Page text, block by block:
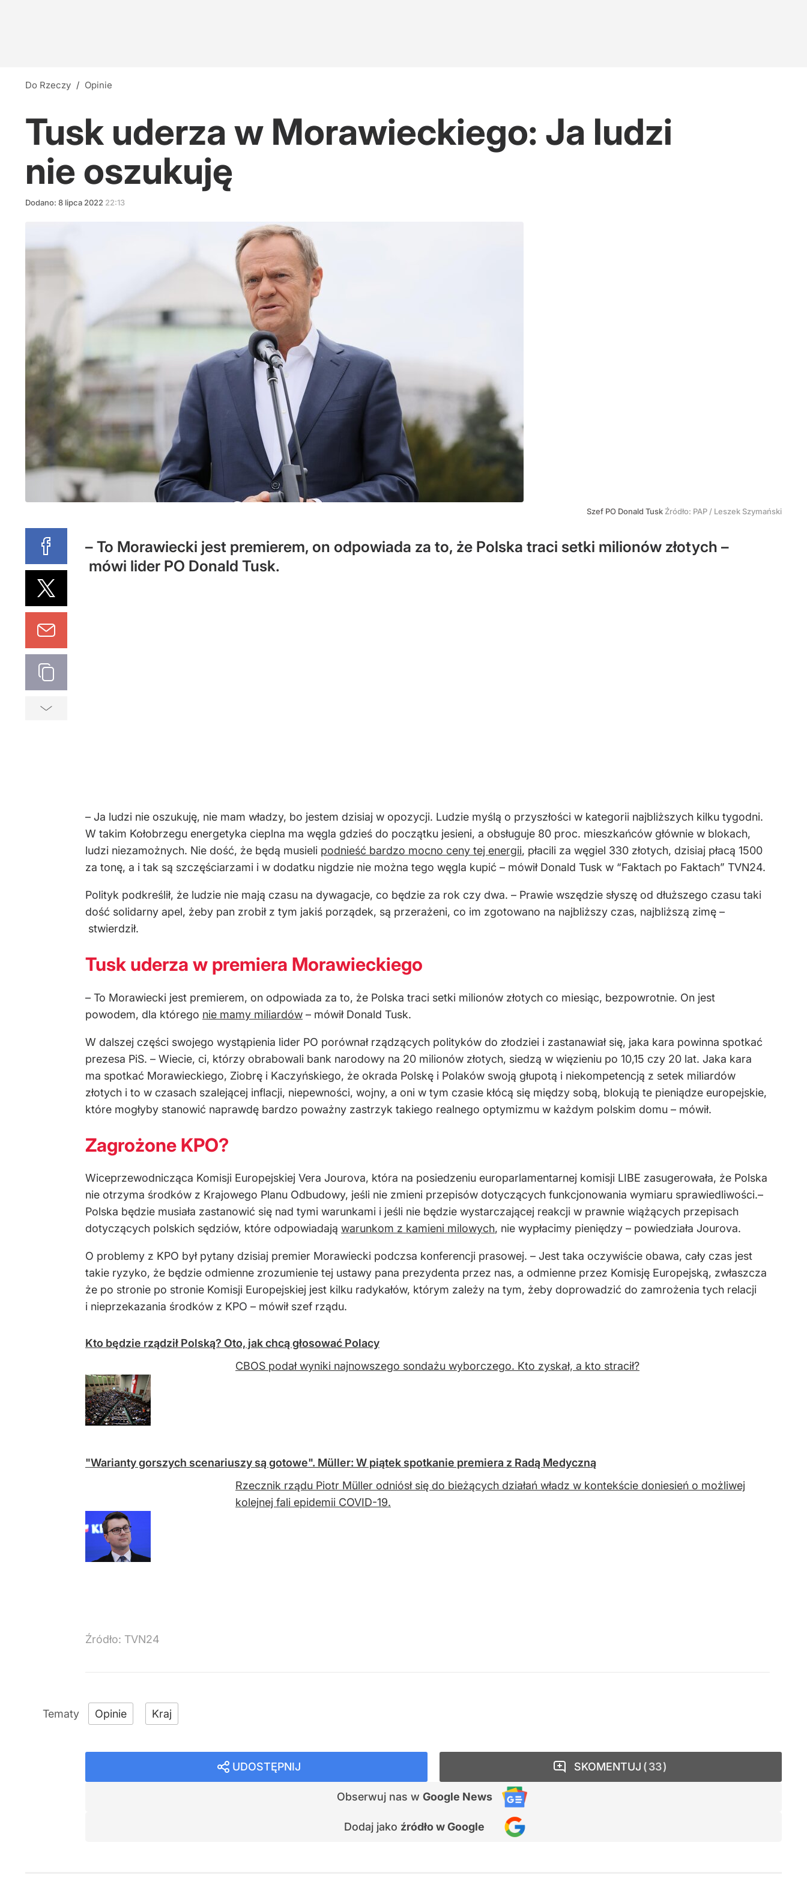
Do Rzeczy / Opinie
Tusk uderza w Morawieckiego: Ja ludzi
nie oszukuję
Dodano: 8 lipca 2022 22:13
Szef PO Donald Tusk Źródło: PAP / Leszek Szymański
– To Morawiecki jest premierem, on odpowiada za to, że Polska traci setki milionów złotych –
mówi lider PO Donald Tusk.
– Ja ludzi nie oszukuję, nie mam władzy, bo jestem dzisiaj w opozycji. Ludzie myślą o przyszłości w kategorii najbliższych kilku tygodni.
W takim Kołobrzegu energetyka cieplna ma węgla gdzieś do początku jesieni, a obsługuje 80 proc. mieszkańców głównie w blokach,
ludzi niezamożnych. Nie dość, że będą musieli podnieść bardzo mocno ceny tej energii, płacili za węgiel 330 złotych, dzisiaj płacą 1500
za tonę, a i tak są szczęściarzami i w dodatku nigdzie nie można tego węgla kupić – mówił Donald Tusk w “Faktach po Faktach” TVN24.
Polityk podkreślił, że ludzie nie mają czasu na dywagacje, co będzie za rok czy dwa. – Prawie wszędzie słyszę od dłuższego czasu taki
dość solidarny apel, żeby pan zrobił z tym jakiś porządek, są przerażeni, co im zgotowano na najbliższy czas, najbliższą zimę –
stwierdził.
Tusk uderza w premiera Morawieckiego
– To Morawiecki jest premierem, on odpowiada za to, że Polska traci setki milionów złotych co miesiąc, bezpowrotnie. On jest
powodem, dla którego nie mamy miliardów – mówił Donald Tusk.
W dalszej części swojego wystąpienia lider PO porównał rządzących polityków do złodziei i zastanawiał się, jaka kara powinna spotkać
prezesa PiS. – Wiecie, ci, którzy obrabowali bank narodowy na 20 milionów złotych, siedzą w więzieniu po 10,15 czy 20 lat. Jaka kara
ma spotkać Morawieckiego, Ziobrę i Kaczyńskiego, że okrada Polskę i Polaków swoją głupotą i niekompetencją z setek miliardów
złotych i to w czasach szalejącej inflacji, niepewności, wojny, a oni w tym czasie kłócą się między sobą, blokują te pieniądze europejskie,
które mogłyby stanowić naprawdę bardzo poważny zastrzyk takiego realnego optymizmu w każdym polskim domu – mówił.
Zagrożone KPO?
Wiceprzewodnicząca Komisji Europejskiej Vera Jourova, która na posiedzeniu europarlamentarnej komisji LIBE zasugerowała, że Polska
nie otrzyma środków z Krajowego Planu Odbudowy, jeśli nie zmieni przepisów dotyczących funkcjonowania wymiaru sprawiedliwości.–
Polska będzie musiała zastanowić się nad tymi warunkami i jeśli nie będzie wystarczającej reakcji w prawnie wiążących przepisach
dotyczących polskich sędziów, które odpowiadają warunkom z kamieni milowych, nie wypłacimy pieniędzy – powiedziała Jourova.
O problemy z KPO był pytany dzisiaj premier Morawiecki podczsa konferencji prasowej. – Jest taka oczywiście obawa, cały czas jest
takie ryzyko, że będzie odmienne zrozumienie tej ustawy pana prezydenta przez nas, a odmienne przez Komisję Europejską, zwłaszcza
że po stronie po stronie Komisji Europejskiej jest kilku radykałów, którym zależy na tym, żeby doprowadzić do zamrożenia tych relacji
i nieprzekazania środków z KPO – mówił szef rządu.
Kto będzie rządził Polską? Oto, jak chcą głosować Polacy
CBOS podał wyniki najnowszego sondażu wyborczego. Kto zyskał, a kto stracił?
"Warianty gorszych scenariuszy są gotowe". Müller: W piątek spotkanie premiera z Radą Medyczną
Rzecznik rządu Piotr Müller odniósł się do bieżących działań władz w kontekście doniesień o możliwej
kolejnej fali epidemii COVID-19.
Źródło: TVN24
Opinie Kraj
UDOSTĘPNIJ
Obserwuj nas w Google News
Dodaj jako źródło w Google
SKOMENTUJ 33